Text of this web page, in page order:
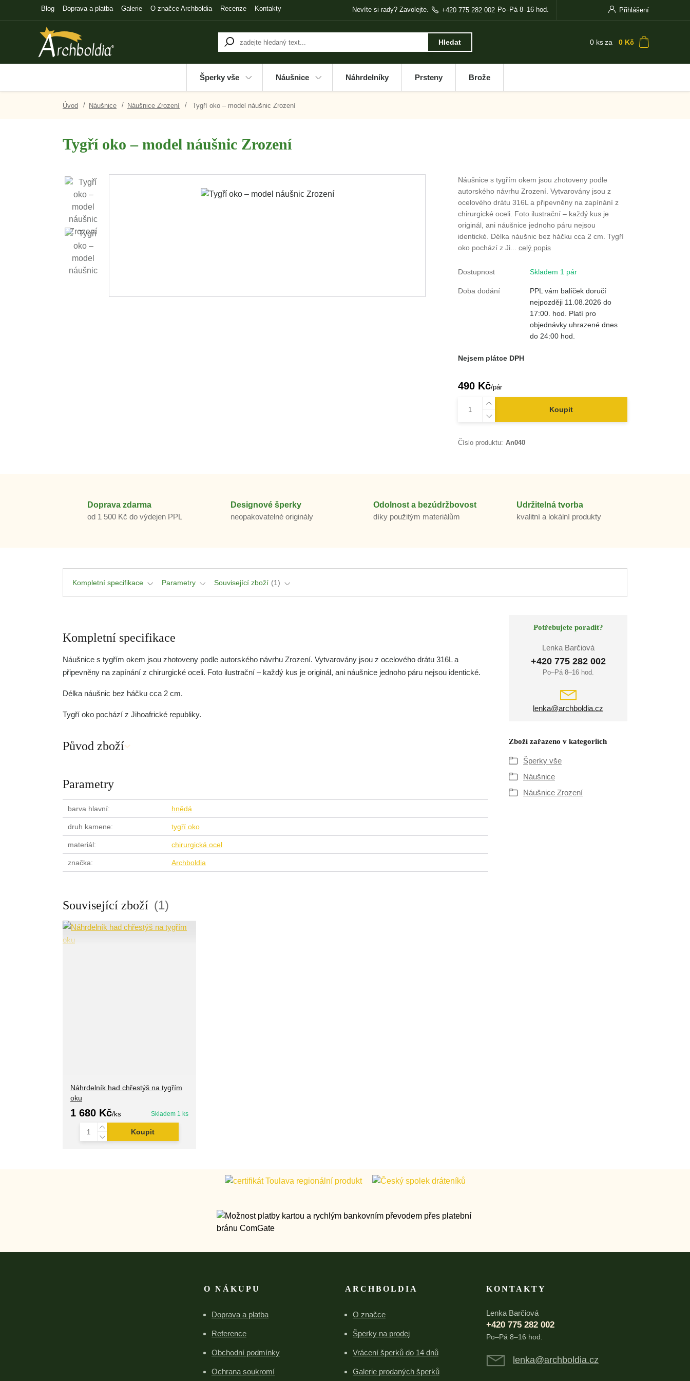
Blog Doprava a platba Galerie O značce Archboldia Recenze Kontakty Přihlášení
Hledat
Nevíte si rady? Zavolejte. +420 775 282 002 Po–Pá 8–16 hod.
0 ksza 0 Kč
Šperky vše Náušnice Náhrdelníky Prsteny Brože
Úvod Náušnice Náušnice Zrození Tygří oko – model náušnic Zrození
Tygří oko – model náušnic Zrození
Náušnice s tygřím okem jsou zhotoveny podle
autorského návrhu Zrození. Vytvarovány jsou z
ocelového drátu 316L a připevněny na zapínání z
chirurgické oceli. Foto ilustrační – každý kus je
originál, ani náušnice jednoho páru nejsou
identické. Délka náušnic bez háčku cca 2 cm. Tygří
oko pochází z Ji... celý popis
Dostupnost Skladem 1 pár
Doba dodání
PPL vám balíček doručí
nejpozději 11.08.2026 do
17:00. hod. Platí pro
objednávky uhrazené dnes
do 24:00 hod.
Nejsem plátce DPH
490 Kč/pár
Koupit
Číslo produktu: An040
Doprava zdarma
od 1 500 Kč do výdejen PPL
Designové šperky
neopakovatelné originály
Odolnost a bezúdržbovost
díky použitým materiálům
Udržitelná tvorba
kvalitní a lokální produkty
Kompletní specifikace Parametry Související zboží 1
Kompletní specifikace
Náušnice s tygřím okem jsou zhotoveny podle autorského návrhu Zrození. Vytvarovány jsou z ocelového drátu 316L a
připevněny na zapínání z chirurgické oceli. Foto ilustrační – každý kus je originál, ani náušnice jednoho páru nejsou identické.
Délka náušnic bez háčku cca 2 cm.
Tygří oko pochází z Jihoafrické republiky.
Původ zboží
Parametry
barva hlavní hnědá
druh kamene tygří oko
materiál chirurgická ocel
značka Archboldia
Potřebujete poradit?
Lenka Barčiová
+420 775 282 002
Po–Pá 8–16 hod.
lenka@archboldia.cz
Zboží zařazeno v kategoriích
Šperky vše
Náušnice
Náušnice Zrození
Související zboží 1
Náhrdelník had chřestýš na tygřím
oku
1 680 Kč/ks Skladem 1 ks
Koupit
O NÁKUPU
Doprava a platba
Reference
Obchodní podmínky
Ochrana soukromí
ARCHBOLDIA
O značce
Šperky na prodej
Vrácení šperků do 14 dnů
Galerie prodaných šperků
KONTAKTY
Lenka Barčiová
+420 775 282 002
Po–Pá 8–16 hod.
lenka@archboldia.cz